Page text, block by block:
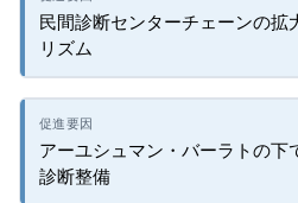
民間診断センターチェーンの拡
リズム
アーユシュマン・バーラトの下
診断整備